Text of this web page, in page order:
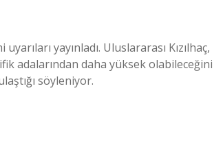
yayınladı. Uluslararası Kızılhaç,
adalarından daha yüksek olabileceğini
söyleniyor.